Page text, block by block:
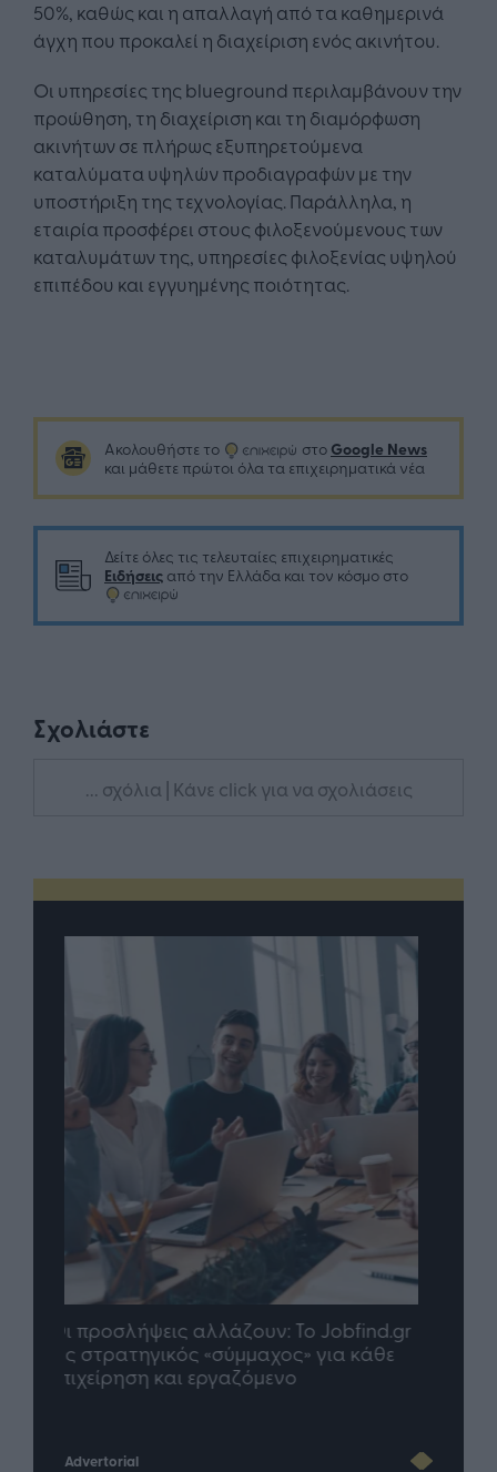
50%, καθώς και η απαλλαγή από τα καθημερινά
άγχη που προκαλεί η διαχείριση ενός ακινήτου.
Οι υπηρεσίες της blueground περιλαμβάνουν την
προώθηση, τη διαχείριση και τη διαμόρφωση
ακινήτων σε πλήρως εξυπηρετούμενα
καταλύματα υψηλών προδιαγραφών με την
υποστήριξη της τεχνολογίας. Παράλληλα, η
εταιρία προσφέρει στους φιλοξενούμενους των
καταλυμάτων της, υπηρεσίες φιλοξενίας υψηλού
επιπέδου και εγγυημένης ποιότητας.
Ακολουθήστε το στο Google News
και μάθετε πρώτοι όλα τα επιχειρηματικά νέα
Δείτε όλες τις τελευταίες επιχειρηματικές
Ειδήσεις από την Ελλάδα και τον κόσμο στο
Σχολιάστε
... σχόλια | Κάνε click για να σχολιάσεις
TP Greece: Πώς διαμορφώνεται το
μέλλον του Insurance στην εποχή του AI
Advertorial